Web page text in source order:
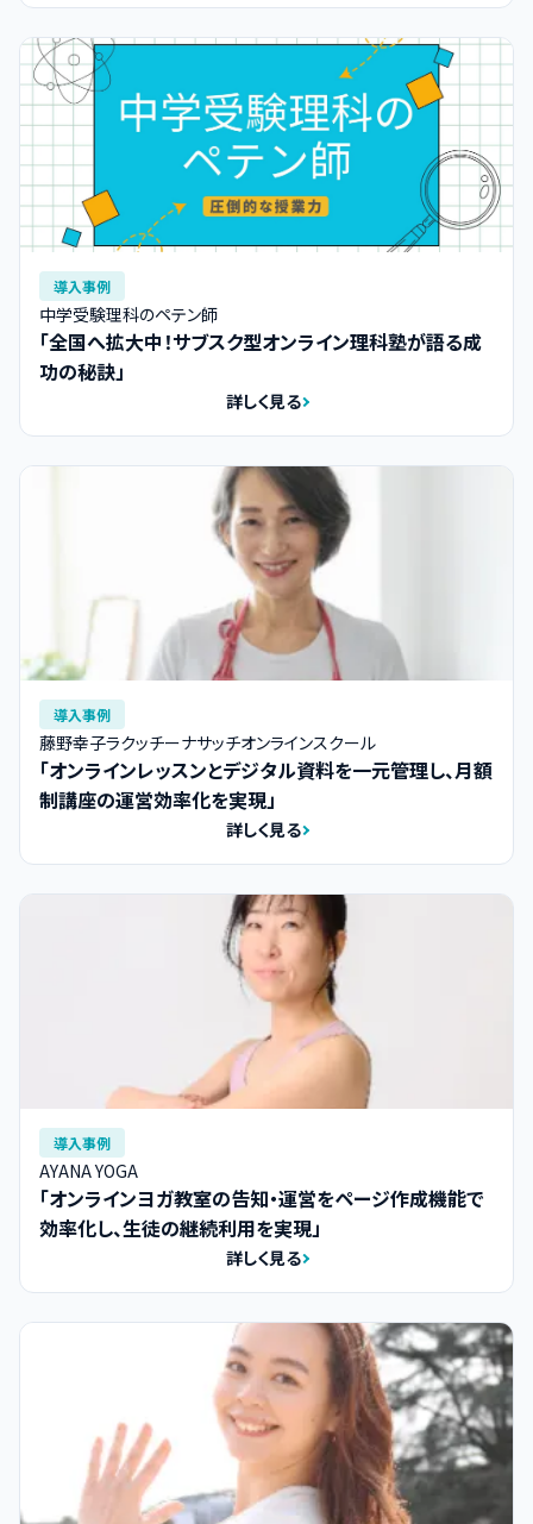
導入事例
中学受験理科のペテン師
「全国へ拡大中！サブスク型オンライン理科塾が語る成
功の秘訣」
詳しく見る
導入事例
藤野幸子ラクッチーナサッチオンラインスクール
「オンラインレッスンとデジタル資料を一元管理し、月額
制講座の運営効率化を実現」
詳しく見る
導入事例
AYANA YOGA
「オンラインヨガ教室の告知・運営をページ作成機能で
効率化し、生徒の継続利用を実現」
詳しく見る